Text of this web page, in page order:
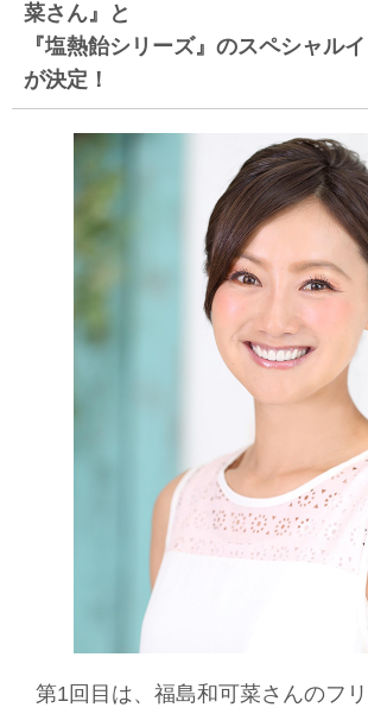
菜さん』と
『塩熱飴シリーズ』のスペシャル
が決定！
第1回目は、福島和可菜さんのフ